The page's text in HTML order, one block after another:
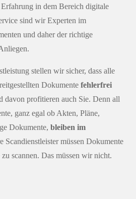
in dem Bereich digitale
sind wir Experten im
und daher der richtige
stellen wir sicher, dass alle
Dokumentefehlerfrei
davon profitieren auch Sie. Denn all
ganz egal ob Akten, Pläne,
Dokumente,bleiben im
Scandienstleister müssen Dokumente
scannen. Das müssen wir nicht.